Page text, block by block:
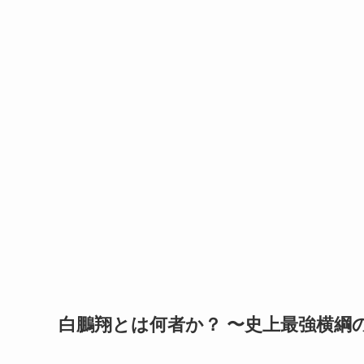
白鵬翔とは何者か？ 〜史上最強横綱